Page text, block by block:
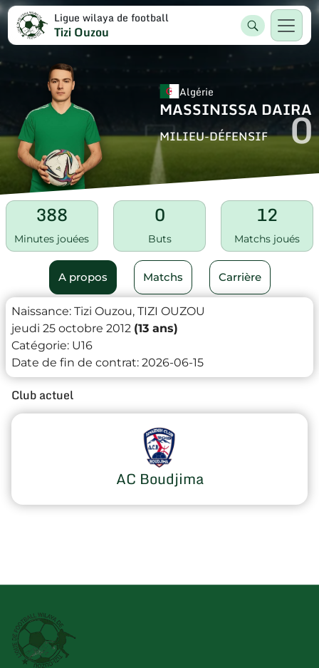
Ligue wilaya de football
Tizi Ouzou
Algérie
MASSINISSA DAIRA
MILIEU-DÉFENSIF 0
388
Minutes jouées
0
Buts
12
Matchs joués
A propos Matchs Carrière
Naissance: Tizi Ouzou, TIZI OUZOU
jeudi 25 octobre 2012 (13 ans)
Catégorie: U16
Date de fin de contrat: 2026-06-15
Club actuel
AC Boudjima